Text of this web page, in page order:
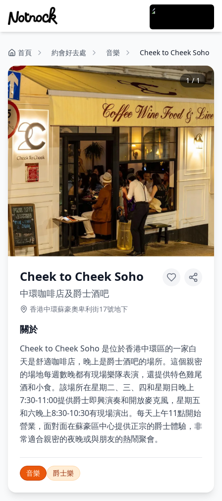
首頁 約會好去處 音樂 Cheek to Cheek Soho
1/1
Cheek to Cheek Soho
中環咖啡店及爵士酒吧
香港中環蘇豪奧卑利街17號地下
關於
Cheek to Cheek Soho 是位於香港中環區的一家白
天是舒適咖啡店，晚上是爵士酒吧的場所。這個親密
的場地每週數晚都有現場樂隊表演，還提供特色雞尾
酒和小食。該場所在星期二、三、四和星期日晚上
7:30-11:00提供爵士即興演奏和開放麥克風，星期五
和六晚上8:30-10:30有現場演出。每天上午11點開始
營業，面對面在蘇豪區中心提供正宗的爵士體驗，非
常適合親密的夜晚或與朋友的熱鬧聚會。
音樂 爵士樂